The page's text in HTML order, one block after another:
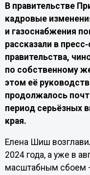
В правительстве
кадровые
и газоснабжения
рассказали в
правительства,
по собственному
этом её
продолжалось
период серьёзных
края.
Елена Шиш
2024 года, а уже в
масштабным сбоем